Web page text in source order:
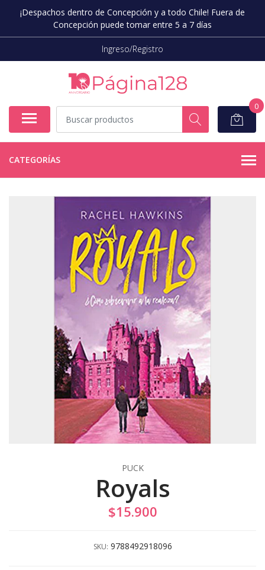
¡Despachos dentro de Concepción y a todo Chile! Fuera de
Concepción puede tomar entre 5 a 7 días
Ingreso/Registro
0
CATEGORÍAS
PUCK
Royals
$15.900
SKU: 9788492918096